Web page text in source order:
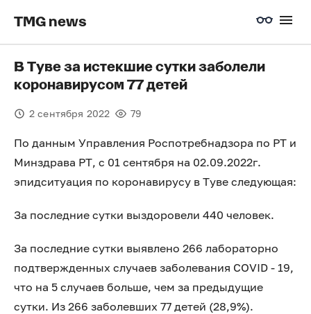
TMG news
В Туве за истекшие сутки заболели
коронавирусом 77 детей
2 сентября 2022 79
По данным Управления Роспотребнадзора по РТ и
Минздрава РТ, с 01 сентября на 02.09.2022г.
эпидситуация по коронавирусу в Туве следующая:
За последние сутки выздоровели 440 человек.
За последние сутки выявлено 266 лабораторно
подтвержденных случаев заболевания COVID - 19,
что на 5 случаев больше, чем за предыдущие
сутки. Из 266 заболевших 77 детей (28,9%).